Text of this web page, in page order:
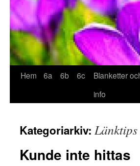
Hoppa
Hem 6a 6b 6c
Blanketter
info
Kategoriarkiv:
Kunde inte hittas